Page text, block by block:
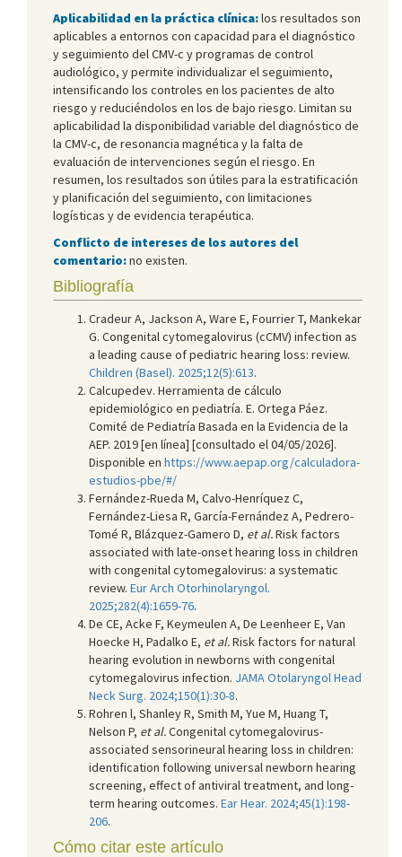
Aplicabilidad en la práctica clínica:los resultados son
aplicables a entornos con capacidad para el diagnóstico
y seguimiento del CMV-c y programas de control
audiológico, y permite individualizar el seguimiento,
intensificando los controles en los pacientes de alto
riesgo y reduciéndolos en los de bajo riesgo. Limitan su
aplicabilidad la disponibilidad variable del diagnóstico de
la CMV-c, de resonancia magnética y la falta de
evaluación de intervenciones según el riesgo. En
resumen, los resultados son útiles para la estratificación
y planificación del seguimiento, con limitaciones
logísticas y de evidencia terapéutica.
Conflicto de intereses de los autores del
comentario:no existen.
Bibliografía
Cradeur A, Jackson A, Ware E, Fourrier T, Mankekar
G. Congenital cytomegalovirus (cCMV) infection as
a leading cause of pediatric hearing loss: review.
Children (Basel). 2025;12(5):613.
Calcupedev. Herramienta de cálculo
epidemiológico en pediatría. E. Ortega Páez.
Comité de Pediatría Basada en la Evidencia de la
AEP. 2019 [en línea] [consultado el 04/05/2026].
Disponible en https://www.aepap.org/calculadora-
estudios-pbe/#/
Fernández-Rueda M, Calvo-Henríquez C,
Fernández-Liesa R, García-Fernández A, Pedrero-
Tomé R, Blázquez-Gamero D, et al.Risk factors
associated with late-onset hearing loss in children
with congenital cytomegalovirus: a systematic
review. Eur Arch Otorhinolaryngol.
2025;282(4):1659-76.
De CE, Acke F, Keymeulen A, De Leenheer E, Van
Hoecke H, Padalko E, et al.Risk factors for natural
hearing evolution in newborns with congenital
cytomegalovirus infection. JAMA Otolaryngol Head
Neck Surg. 2024;150(1):30-8.
Rohren l, Shanley R, Smith M, Yue M, Huang T,
Nelson P, et al.Congenital cytomegalovirus-
associated sensorineural hearing loss in children:
identification following universal newborn hearing
screening, effect of antiviral treatment, and long-
term hearing outcomes. Ear Hear. 2024;45(1):198-
206.
Cómo citar este artículo